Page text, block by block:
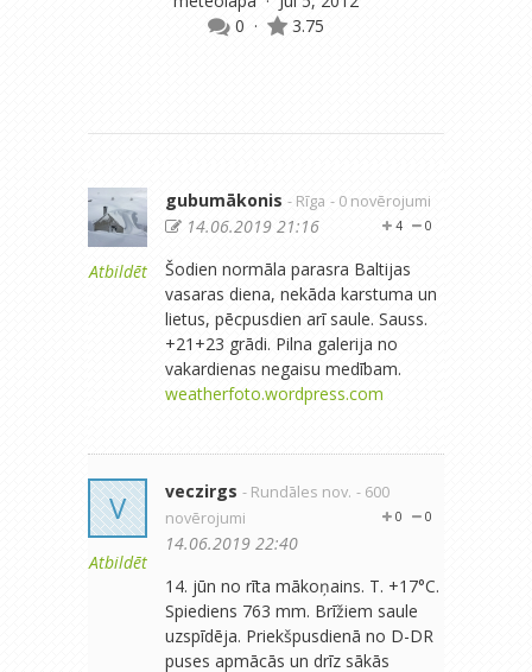
0 · 3.75
Atbildēt
gubumākonis - Rīga - 0 novērojumi
0
4
14.06.2019 21:16
Šodien normāla parasra Baltijas
vasaras diena, nekāda karstuma un
lietus, pēcpusdien arī saule. Sauss.
+21+23 grādi. Pilna galerija no
vakardienas negaisu medībam.
weatherfoto.wordpress.com
V
Atbildēt
veczirgs - Rundāles nov. - 600
novērojumi
0
0
14.06.2019 22:40
14. jūn no rīta mākoņains. T. +17°C.
Spiediens 763 mm. Brīžiem saule
uzspīdēja. Priekšpusdienā no D-DR
puses apmācās un drīz sākās